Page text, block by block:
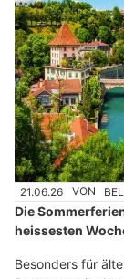
21.06.26 VON
Die
heissesten
Besonders für